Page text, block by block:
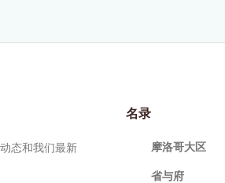
态和我们最新
名录
摩洛哥大区
省与府